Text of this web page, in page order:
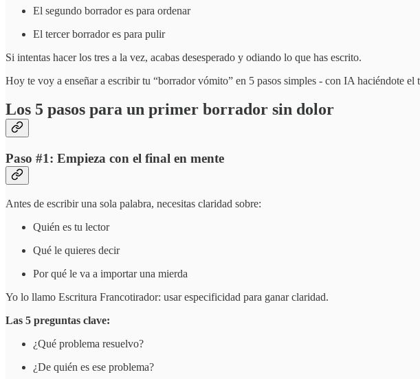
El segundo borrador es para ordenar
El tercer borrador es para pulir
Si intentas hacer los tres a la vez, acabas desesperado y odiando lo que has escrito.
Hoy te voy a enseñar a escribir tu “borrador vómito” en 5 pasos simples - con IA haciéndote el
Los 5 pasos para un primer borrador sin dolor
Paso #1: Empieza con el final en mente
Antes de escribir una sola palabra, necesitas claridad sobre:
Quién es tu lector
Qué le quieres decir
Por qué le va a importar una mierda
Yo lo llamo Escritura Francotirador: usar especificidad para ganar claridad.
Las 5 preguntas clave:
¿Qué problema resuelvo?
¿De quién es ese problema?